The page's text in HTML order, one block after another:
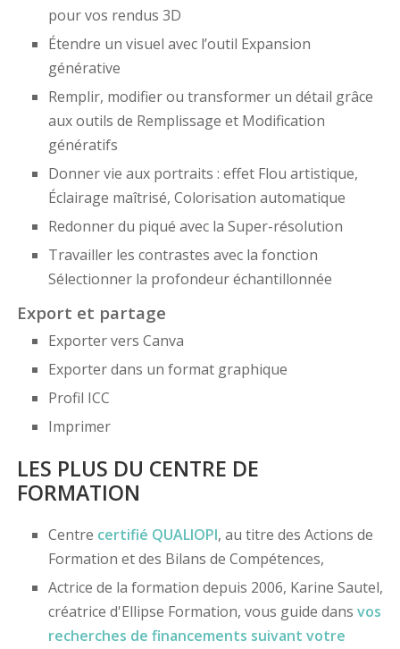
pour vos rendus 3D
Étendre un visuel avec l’outil Expansion
générative
Remplir, modifier ou transformer un détail grâce
aux outils de Remplissage et Modification
génératifs
Donner vie aux portraits : effet Flou artistique,
Éclairage maîtrisé, Colorisation automatique
Redonner du piqué avec la Super-résolution
Travailler les contrastes avec la fonction
Sélectionner la profondeur échantillonnée
Export et partage
Exporter vers Canva
Exporter dans un format graphique
Profil ICC
Imprimer
LES PLUS DU CENTRE DE
FORMATION
Centre certifié QUALIOPI, au titre des Actions de
Formation et des Bilans de Compétences,
Actrice de la formation depuis 2006, Karine Sautel,
créatrice d'Ellipse Formation, vous guide dans vos
recherches de financements suivant votre